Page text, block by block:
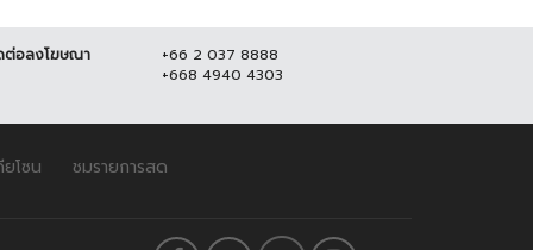
อลงโฆษณา
+66 2 037 8888
+668 4940 4303
ยโซน ชมรายการสด